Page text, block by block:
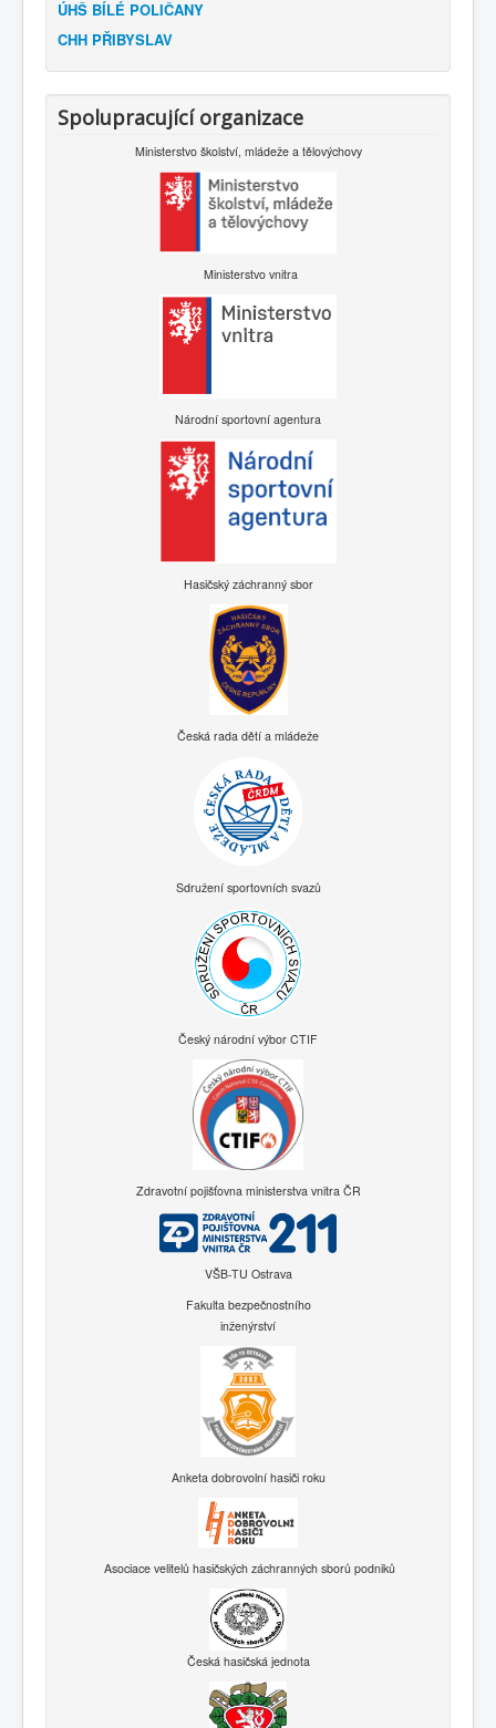
ÚHŠ BÍLÉ POLIČANY
CHH PŘIBYSLAV
Spolupracující organizace
Ministerstvo školství, mládeže a tělovýchovy
Ministerstvo vnitra
Národní sportovní agentura
Hasičský záchranný sbor
Česká rada dětí a mládeže
Sdružení sportovních svazů
Český národní výbor CTIF
Zdravotní pojišťovna ministerstva vnitra ČR
VŠB-TU Ostrava
Fakulta bezpečnostního
inženýrství
Anketa dobrovolní hasiči roku
Asociace velitelů hasičských záchranných sborů podniků
Česká hasičská jednota